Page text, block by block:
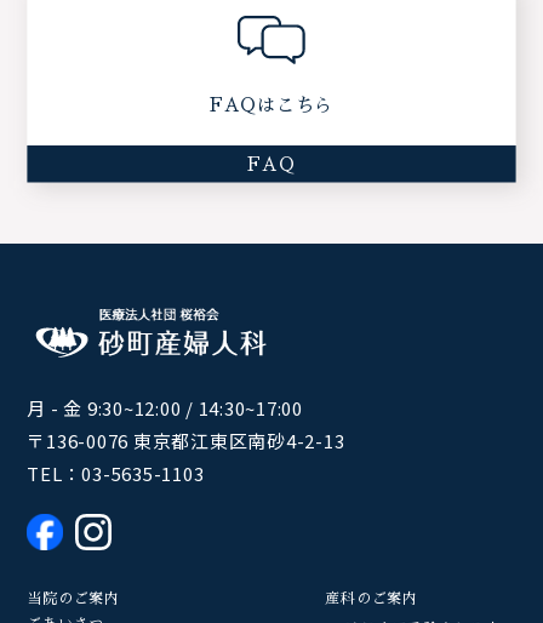
FAQはこちら
FAQ
月 - 金 9:30~12:00 / 14:30~17:00
〒136-0076 東京都江東区南砂4-2-13
TEL：03-5635-1103
当院のご案内
産科のご案内